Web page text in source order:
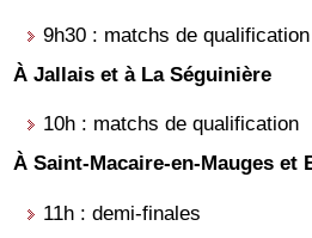
9h30 : matchs de qualification
À Jallais et à La Séguinière
10h : matchs de qualification
ÀSaint-Macaire-en-Mauges et
11h : demi-finales